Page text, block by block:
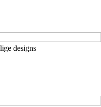
designs